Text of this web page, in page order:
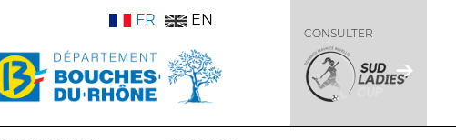
FR EN
CONSULTER